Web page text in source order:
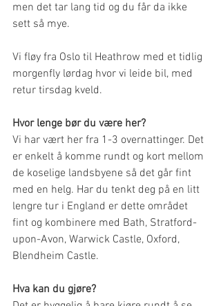
men det tar lang tid og du får da ikke
sett så mye.
Vi fløy fra Oslo til Heathrow med et tidlig
morgenfly lørdag hvor vi leide bil, med
retur tirsdag kveld.
Hvor lenge bør du være her?
Vi har vært her fra 1-3 overnattinger. Det
er enkelt å komme rundt og kort mellom
de koselige landsbyene så det går fint
med en helg. Har du tenkt deg på en litt
lengre tur i England er dette området
fint og kombinere med Bath, Stratford-
upon-Avon, Warwick Castle, Oxford,
Blendheim Castle.
Hva kan du gjøre?